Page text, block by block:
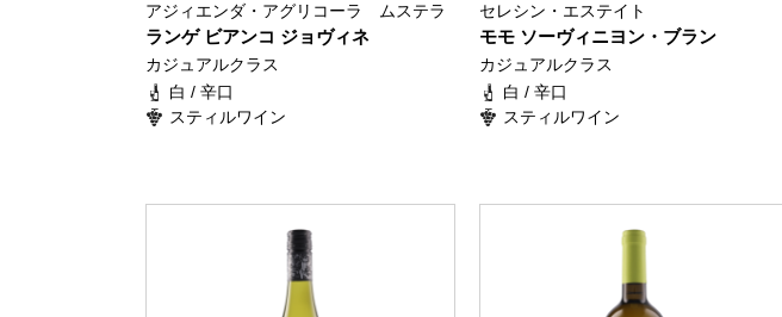
アジィエンダ・アグリコーラ ムステラ
ランゲ ビアンコ ジョヴィネ
カジュアルクラス
白 / 辛口
スティルワイン
セレシン・エステイト
モモ ソーヴィニヨン・ブラン
カジュアルクラス
白 / 辛口
スティルワイン